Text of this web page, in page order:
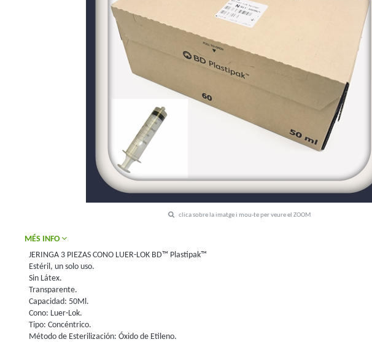
clica sobre la imatge i mou-te per veure el ZOOM
MÉS INFO
JERINGA 3 PIEZAS CONO LUER-LOK BD™ Plastipak™
Estéril, un solo uso.
Sin Látex.
Transparente.
Capacidad: 50Ml.
Cono: Luer-Lok.
Tipo: Concéntrico.
Método de Esterilización: Óxido de Etileno.